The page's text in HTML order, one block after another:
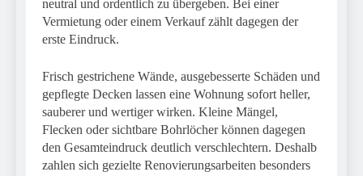
neutral und ordentlich zu übergeben. Bei einer
Vermietung oder einem Verkauf zählt dagegen der
erste Eindruck.
Frisch gestrichene Wände, ausgebesserte Schäden und
gepflegte Decken lassen eine Wohnung sofort heller,
sauberer und wertiger wirken. Kleine Mängel,
Flecken oder sichtbare Bohrlöcher können dagegen
den Gesamteindruck deutlich verschlechtern. Deshalb
zahlen sich gezielte Renovierungsarbeiten besonders